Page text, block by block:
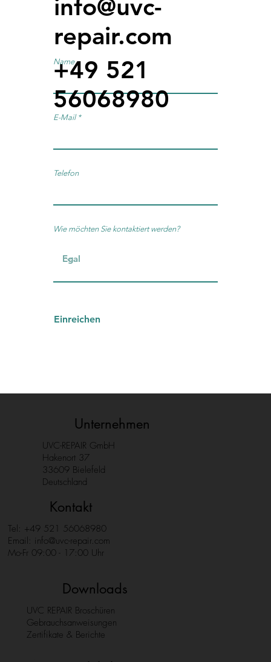
Name
E-Mail
Telefon
Einreichen
Wie möchten Sie kontaktiert werden?
info@uvc-
repair.com
+49 521
56068980
Unternehmen
UVC-REPAIR GmbH
Hakenort 37
33609 Bielefeld
Deutschland
Kontakt
Tel: +49 521 56068980
Email: info@uvc-repair.com
Mo-Fr 09:00 - 17:00 Uhr
Downloads
UVC REPAIR Broschüren
Gebrauchsanweisungen
Zertifikate & Berichte